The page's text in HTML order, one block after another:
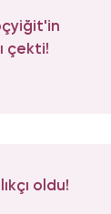
çekti!
oldu!